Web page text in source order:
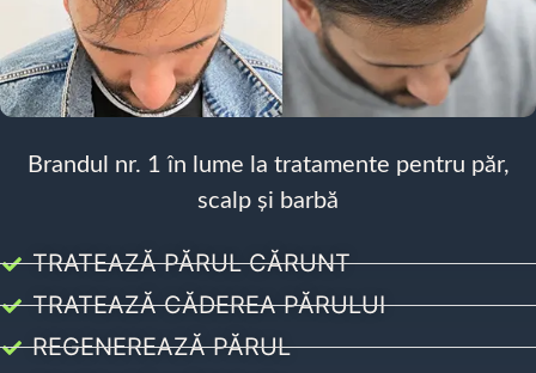
Brandul nr. 1 în lume la tratamente pentru păr,
scalp și barbă
TRATEAZĂ PĂRUL CĂRUNT
TRATEAZĂ CĂDEREA PĂRULUI
REGENEREAZĂ PĂRUL